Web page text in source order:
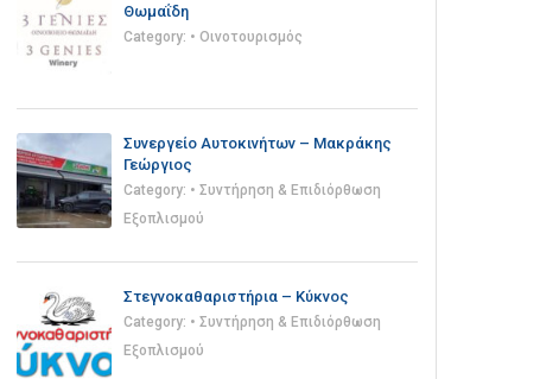
Θωμαΐδη
Category: • Οινοτουρισμός
Συνεργείο Αυτοκινήτων – Μακράκης
Γεώργιος
Category: • Συντήρηση & Επιδιόρθωση
Εξοπλισμού
Στεγνοκαθαριστήρια – Κύκνος
Category: • Συντήρηση & Επιδιόρθωση
Εξοπλισμού